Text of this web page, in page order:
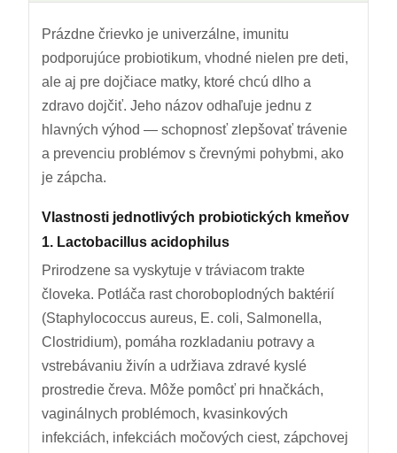
Prázdne črievko je univerzálne, imunitu
podporujúce probiotikum, vhodné nielen pre deti,
ale aj pre dojčiace matky, ktoré chcú dlho a
zdravo dojčiť. Jeho názov odhaľuje jednu z
hlavných výhod — schopnosť zlepšovať trávenie
a prevenciu problémov s črevnými pohybmi, ako
je zápcha.
Vlastnosti jednotlivých probiotických kmeňov
1. Lactobacillus acidophilus
Prirodzene sa vyskytuje v tráviacom trakte
človeka. Potláča rast choroboplodných baktérií
(Staphylococcus aureus, E. coli, Salmonella,
Clostridium), pomáha rozkladaniu potravy a
vstrebávaniu živín a udržiava zdravé kyslé
prostredie čreva. Môže pomôcť pri hnačkách,
vaginálnych problémoch, kvasinkových
infekciách, infekciách močových ciest, zápchovej